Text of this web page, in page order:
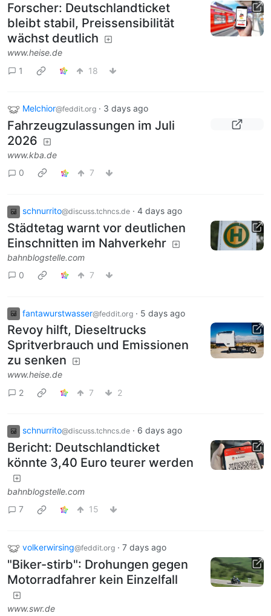
Forscher: Deutschlandticket
bleibt stabil, Preissensibilität
wächst deutlich
www.heise.de
1
18
Melchior@feddit.org · 3 days ago
Fahrzeugzulassungen im Juli
2026
www.kba.de
0
7
schnurrito@discuss.tchncs.de · 4 days ago
Städtetag warnt vor deutlichen
Einschnitten im Nahverkehr
bahnblogstelle.com
0
7
fantawurstwasser@feddit.org · 5 days ago
Revoy hilft, Dieseltrucks
Spritverbrauch und Emissionen
zu senken
www.heise.de
2
7 2
schnurrito@discuss.tchncs.de · 6 days ago
Bericht: Deutschlandticket
könnte 3,40 Euro teurer werden
bahnblogstelle.com
7
15
volkerwirsing@feddit.org · 7 days ago
"Biker-stirb": Drohungen gegen
Motorradfahrer kein Einzelfall
www.swr.de